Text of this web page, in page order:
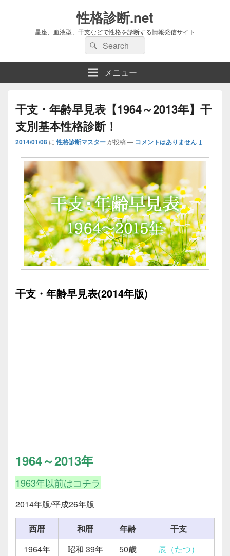
性格診断.net
星座、血液型、干支などで性格を診断する情報発信サイト
検
索:
検
索
メニュー
干支・年齢早見表【1964～2013年】干
支別基本性格診断！
2014/01/08 に 性格診断マスターが投稿 — コメントはありません ↓
干支・年齢早見表(2014年版)
1964～2013年
1963年以前はコチラ
2014年版/平成26年版
西暦 和暦 年齢
干支
1964年
昭和 39年 50歳
辰（たつ）